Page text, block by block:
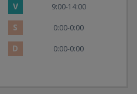
V 9:00-14:00
S 0:00-0:00
D 0:00-0:00